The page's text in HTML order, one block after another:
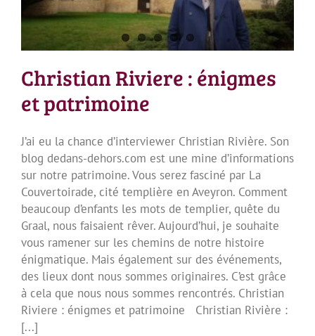
Christian Riviere : énigmes
et patrimoine
J’ai eu la chance d’interviewer Christian Rivière. Son
blog dedans-dehors.com est une mine d’informations
sur notre patrimoine. Vous serez fasciné par La
Couvertoirade, cité templière en Aveyron. Comment
beaucoup d’enfants les mots de templier, quête du
Graal, nous faisaient rêver. Aujourd’hui, je souhaite
vous ramener sur les chemins de notre histoire
énigmatique. Mais également sur des événements,
des lieux dont nous sommes originaires. C’est grâce
à cela que nous nous sommes rencontrés. Christian
Riviere : énigmes et patrimoine Christian Rivière :
[...]